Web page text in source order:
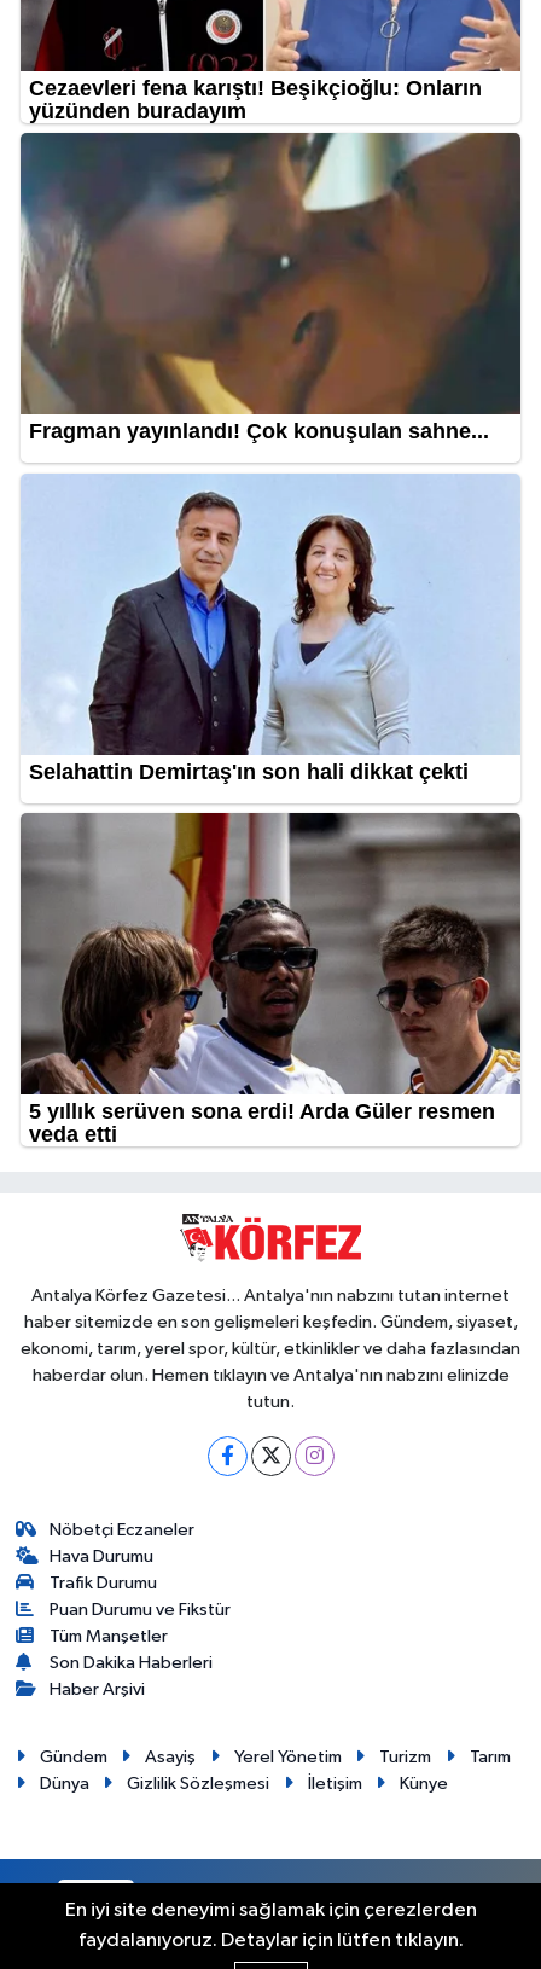
Antalya Körfez Gazetesi... Antalya'nın nabzını tutan internet
haber sitemizde en son gelişmeleri keşfedin. Gündem, siyaset,
ekonomi, tarım, yerel spor, kültür, etkinlikler ve daha fazlasından
haberdar olun. Hemen tıklayın ve Antalya'nın nabzını elinizde
tutun.
Nöbetçi Eczaneler
Hava Durumu
Trafik Durumu
Puan Durumu ve Fikstür
Tüm Manşetler
Son Dakika Haberleri
Haber Arşivi
Gündem Asayiş Yerel Yönetim Turizm
Tarım
Dünya
Gizlilik Sözleşmesi İletişim Künye
En iyi site deneyimi sağlamak için çerezlerden
faydalanıyoruz. Detaylar için lütfen tıklayın.